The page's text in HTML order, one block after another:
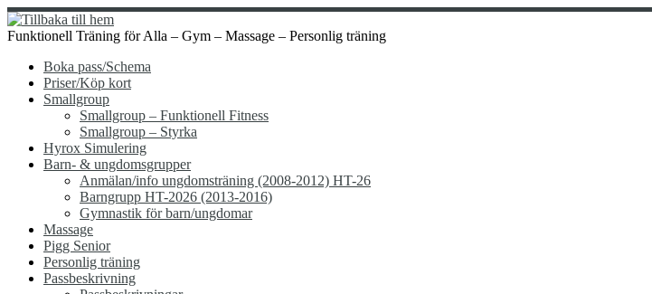
Hoppa
till
Funktionell Träning för Alla – Gym – Massage – Personlig träning
Boka pass/Schema
Priser/Köp kort
Smallgroup
Smallgroup – Funktionell Fitness
Smallgroup – Styrka
Hyrox Simulering
Barn- & ungdomsgrupper
Anmälan/info ungdomsträning (2008-2012) HT-26
Barngrupp HT-2026 (2013-2016)
Gymnastik för barn/ungdomar
Massage
Pigg Senior
Personlig träning
Passbeskrivning